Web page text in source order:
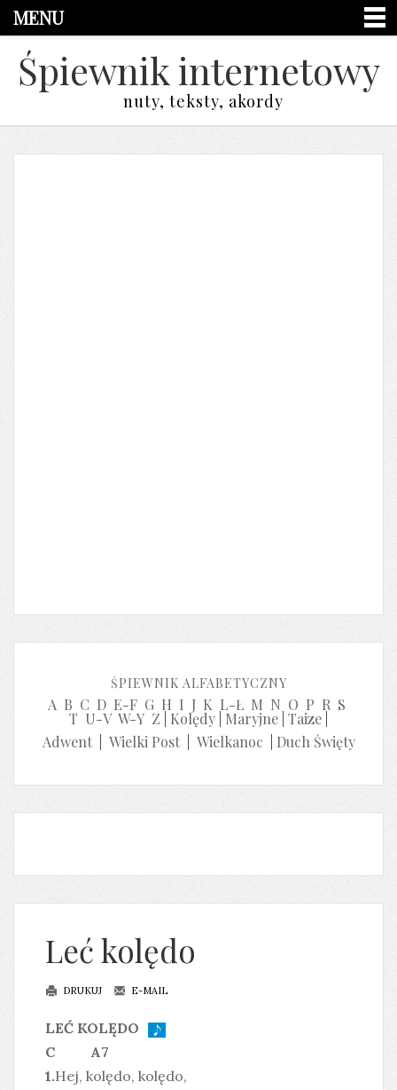
MENU
Śpiewnik internetowy
nuty, teksty, akordy
ŚPIEWNIK ALFABETYCZNY
A B C D E-F G H I J K L-Ł M N O P R S
T U-V W-Y Z Kolędy Maryjne Taize
Adwent| Wielki Post| Wielkanoc Duch Święty
Leć kolędo
DRUKUJ E-MAIL
LEĆ KOLĘDO
C A7
1.Hej, kolędo, kolędo,